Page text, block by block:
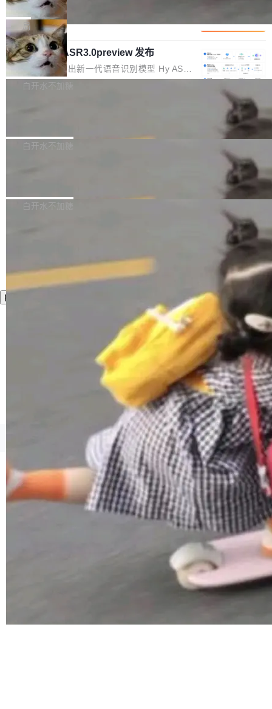
代码检索手段（如关键词匹配、目录遍历）仅能
在语法层面完成文本定位，难以触及代码的语义
内涵与结构关联，导致开发者使用代码智能体在
理解大规模代码仓时面临显著"代码仓理解"瓶
颈。 代码仓深度理解服务（以下简称" CodeBas
e深度理解服务"）是华为云码道（CodeA...
短剧部门，有互联网大厂背景。在公司内部架构
调整期间，部门三次通知全员将数据从A集群迁
移到B集群，王某都回复了"收到"。 他没有迁移
数据。2024年9月3日下午4点，他使用此前登录
的账号密码进入A集群，输入了一条被程序员圈
称为"删库跑路"的命令——最高管理员权限、无
自研的多个文生3D和...
che 量化 + 权重压缩，吞吐量提升 4
1%，成本降 30%
Kimi 和 GLM 是当前最强的大模型系列之一，但
它们有一个共同的问题：太吃显存了。月之暗面
的 Kimi K 系列和智谱的 GLM 都是长上下文、M
oE 架构的大模型，好用到让人上瘾，但 GPU 显
存永远不够用。 Cloudflare 的 Workers AI 团队
一直在跑这些模型的推理。他们在官方博客上发
整性保护。效果是：吞吐量提升 41%，每 token
局
腾讯混元 Hy ASR3.0preview 发布
腾讯混元正式推出新一代语音识别模型 Hy ASR
3.0preview。基于最新一代大语言模型 Hy3 的
让语音识别不再只是听清，而是真正听懂。通过
w 不要求标准普通话，方言识别覆盖粤语、吴语
白开水不加糖
新和少量网页兼容性修复版本。 Changes/fixe
容提供的字体时出现的几个问题 为避免音频加
质的最低采样率）的音频格式将被拒绝 修复了 C
SS 圆角虚线样式中可能存在的问题 如果表单中
的图像元素不在同一个子树中，则它们将不再关
白开水不加糖
发布的 Release Notes，他利用 AI 工具（如 Co
最强的若干项。对于尚未正式发版的 PG 19，则
通过拉取过去一年内（从 PG 18 Beta1 时间点
至今）的所有 commit，同样交由 AI 分析提炼。
经过人工复核，准确度令人满意。这一方法也为
社区爱好者提供了高效跟踪新版本的思路。
白开水不加糖
©OSCHINA(OSChina.NET) 京ICP备2025119063号